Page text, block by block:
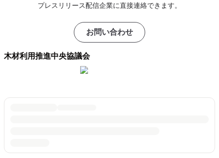
プレスリリース配信企業に直接連絡できます。
お問い合わせ
木材利用推進中央協議会